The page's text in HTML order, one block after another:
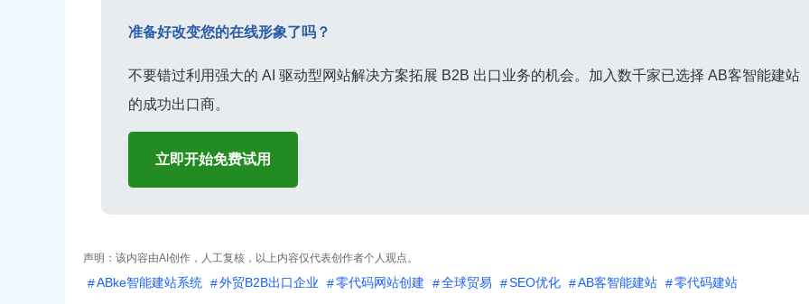
准备好改变您的在线形象了吗？
不要错过利用强大的 AI 驱动型网站解决方案拓展 B2B 出口业务的机会。加入数千家已选择 AB客智能建站
的成功出口商。
立即开始免费试用
声明：该内容由AI创作，人工复核，以上内容仅代表创作者个人观点。
ABke智能建站系统 外贸B2B出口企业 零代码网站创建 全球贸易 SEO优化 AB客智能建站 零代码建站